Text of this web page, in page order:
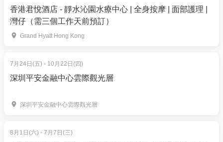
工展會購物節2026 | 活動介紹
購物節5大亮點
容區」及「家鄉風味區」，低至1折至抵產品全場大放
香港君悅酒店 - 靜水沁園水療中心 | 全身按摩 | 面部護理 |
灣仔（需三個工作天前預訂）
Grand Hyatt Hong Kong
7月24日(五) - 10月22日(四)
深圳平安金融中心雲際觀光層
深圳平安金融中心雲際觀光層
8月1日(六) - 7月7日(三)